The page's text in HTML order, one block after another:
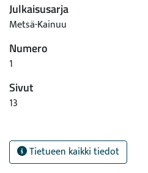
Julkaisusarja
Metsä-Kainuu
Numero
1
Sivut
13
Tietueen kaikki tiedot